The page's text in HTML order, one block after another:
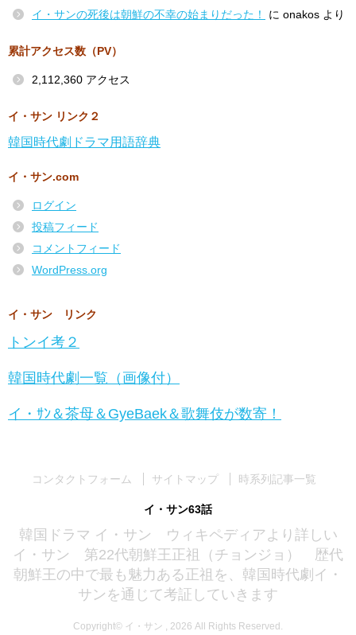
イ・サンの死後は朝鮮の不幸の始まりだった！
に onakos より
累計アクセス数（PV）
2,112,360 アクセス
イ・サン リンク２
韓国時代劇ドラマ用語辞典
イ・サン.com
ログイン
投稿フィード
コメントフィード
WordPress.org
イ・サン リンク
トンイ考２
韓国時代劇一覧（画像付）
イ・ｻﾝ＆茶母＆GyeBaek＆歌舞伎が数寄！
コンタクトフォーム サイトマップ 時系列記事一覧
イ・サン63話
韓国ドラマ イ・サン ウィキペディアより詳しい
イ・サン 第22代朝鮮王正祖（チョンジョ） 歴代
朝鮮王の中で最も魅力ある正祖を、韓国時代劇イ・
サンを通じて考証していきます
Copyright© イ・サン , 2026 All Rights Reserved.